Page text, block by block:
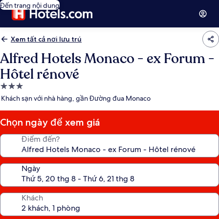
Đến trang nội dung
Xem tất cả nơi lưu trú
Alfred Hotels Monaco - ex Forum -
Hôtel rénové
Nơi
lưu
3.0
sao
Khách sạn với nhà hàng, gần Đường đua Monaco
Chọn ngày để xem giá
Điểm đến?
Ngày
Khách